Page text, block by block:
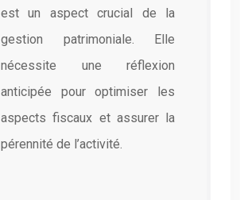
est un aspect crucial de la
gestion patrimoniale. Elle
nécessite une réflexion
anticipée pour optimiser les
aspects fiscaux et assurer la
pérennité de l’activité.